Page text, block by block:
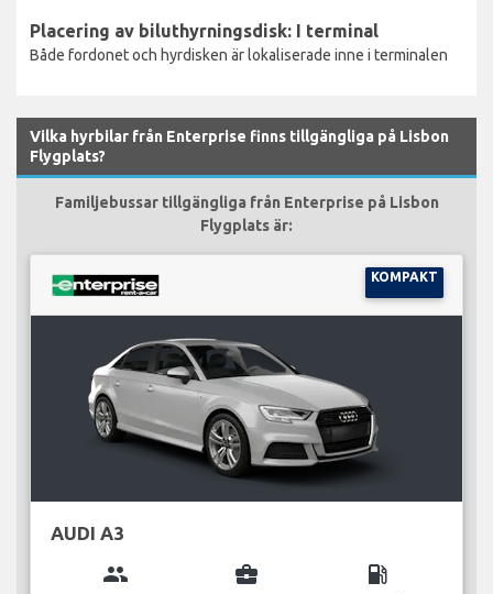
Placering av biluthyrningsdisk: I terminal
Både fordonet och hyrdisken är lokaliserade inne i terminalen
Vilka hyrbilar från Enterprise finns tillgängliga på Lisbon
Flygplats?
Familjebussar tillgängliga från Enterprise på Lisbon
Flygplats är:
KOMPAKT
AUDI A3
group business_center local_gas_station